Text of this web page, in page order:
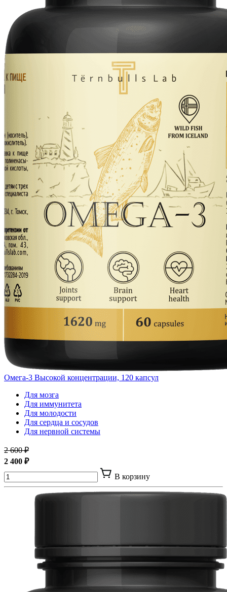
Омега-3 Высокой концентрации, 120 капсул
Для мозга
Для иммунитета
Для молодости
Для сердца и сосудов
Для нервной системы
2 600 ₽
2 400 ₽
В корзину